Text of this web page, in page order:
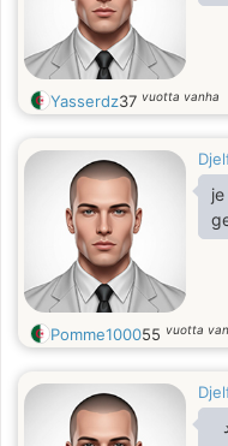
Yasserdz37 vuotta vanha
Pomme100055 vuotta